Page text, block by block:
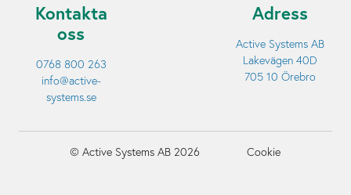
Kontakta
oss
0768 800 263
info@active-
systems.se
Adress
Active Systems AB
Lakevägen 40D
705 10 Örebro
© Active Systems AB 2026 Cookie